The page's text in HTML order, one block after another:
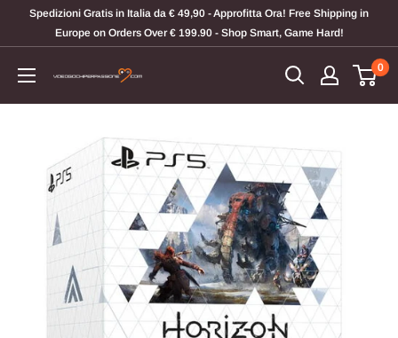
Spedizioni Gratis in Italia da € 49,90 - Approfitta Ora! Free Shipping in
Europe on Orders Over € 199.90 - Shop Smart, Game Hard!
Videogiochi
Per
0